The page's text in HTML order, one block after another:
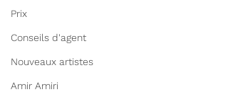
Prix
Conseils d'agent
Nouveaux artistes
Amir Amiri